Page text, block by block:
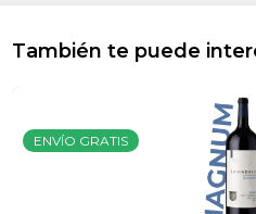
También te puede
ENVÍO GRATIS